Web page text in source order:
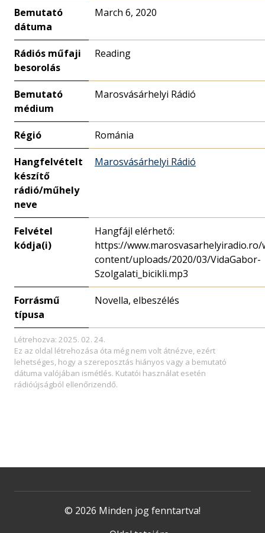
Bemutató
dátuma
March 6, 2020
Rádiós műfaji
besorolás
Reading
Bemutató
médium
Marosvásárhelyi Rádió
Régió Románia
Hangfelvételt
készítő
rádió/műhely
neve
Marosvásárhelyi Rádió
Felvétel
kódja(i)
Hangfájl elérhető:
https://www.marosvasarhelyiradio.ro/
content/uploads/2020/03/VidaGabor-
Szolgalati_bicikli.mp3
Forrásmű
típusa
Novella, elbeszélés
Létrehozva: 2025. 02. 24.
Ez az oldal létrehozása óta még nem volt átnézve, ezért
lehetséges, hogy a szereposztás hiányos vagy a bemutató
dátuma valójában ismétlés. Kutatói használat esetén
rádióújságból ellenőrizendő.
© 2026 Minden jog fenntartva!